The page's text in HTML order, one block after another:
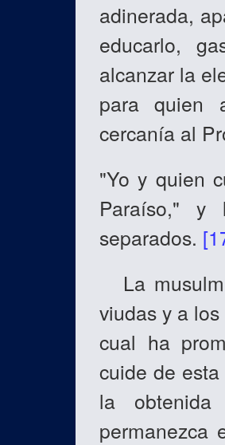
adinerada,
educarlo,
alcanzar la
para quien
cercanía al
"Yo y quien
Paraíso,"
separados.
La
viudas y a
cual ha
cuide de
la
permanezca